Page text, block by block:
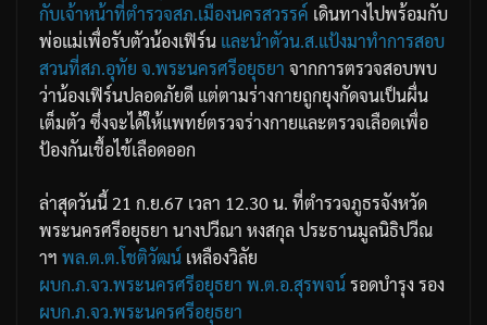
กับเจ้าหน้าที่ตำรวจสภ.เมืองนครสวรรค์ เดินทางไปพร้อมกับ
พ่อแม่เพื่อรับตัวน้องเฟิร์น และนำตัวน.ส.แป้งมาทำการสอบ
สวนที่สภ.อุทัย จ.พระนครศรีอยุธยา จากการตรวจสอบพบ
ว่าน้องเฟิร์นปลอดภัยดี แต่ตามร่างกายถูกยุงกัดจนเป็นผื่น
เต็มตัว ซึ่งจะได้ให้แพทย์ตรวจร่างกายและตรวจเลือดเพื่อ
ป้องกันเชื้อไข้เลือดออก
ล่าสุดวันนี้ 21 ก.ย.67 เวลา 12.30 น. ที่ตำรวจภูธรจังหวัด
พระนครศรีอยุธยา นางปวีณา หงสกุล ประธานมูลนิธิปวีณ
าฯ พล.ต.ต.โชติวัฒน์ เหลืองวิลัย
ผบก.ภ.จว.พระนครศรีอยุธยา พ.ต.อ.สุรพจน์รอดบำรุง รอง
ผบก.ภ.จว.พระนครศรีอยุธยา